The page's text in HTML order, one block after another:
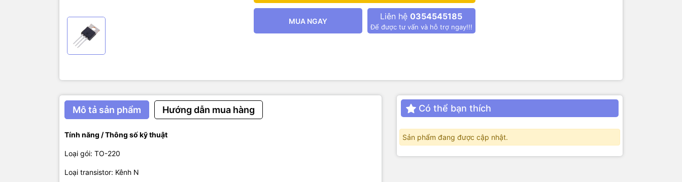
MUA NGAY Liên hệ 0354545185
Để được tư vấn và hỗ trợ ngay!!!
Mô tả sản phẩm Hướng dẫn mua hàng
Tính năng / Thông số kỹ thuật
Loại gói: TO-220
Loại transistor: Kênh N
Có thể bạn thích
Sản phẩm đang được cập nhật.
Dòng xung cực máng tối đa: 100A
Công suất tiêu tán tối đa: 56W